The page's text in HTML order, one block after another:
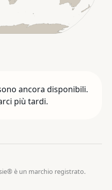
ancora disponibili.
più tardi.
è un marchio registrato.